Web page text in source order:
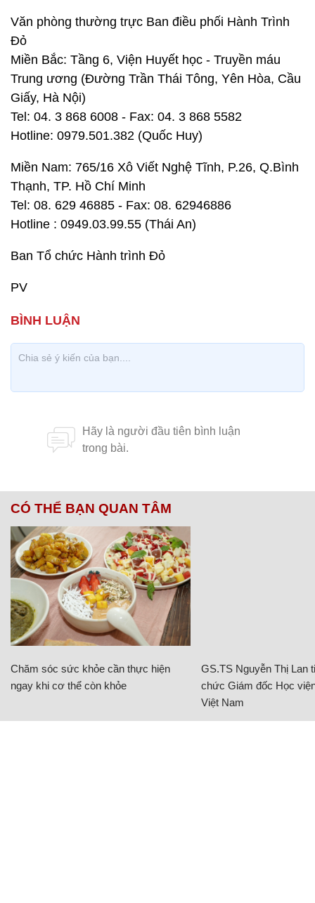
Văn phòng thường trực Ban điều phối Hành Trình
Đỏ
Miền Bắc: Tầng 6, Viện Huyết học - Truyền máu
Trung ương (Đường Trần Thái Tông, Yên Hòa, Cầu
Giấy, Hà Nội)
Tel: 04. 3 868 6008 - Fax: 04. 3 868 5582
Hotline: 0979.501.382 (Quốc Huy)
Miền Nam: 765/16 Xô Viết Nghệ Tĩnh, P.26, Q.Bình
Thạnh, TP. Hồ Chí Minh
Tel: 08. 629 46885 - Fax: 08. 62946886
Hotline : 0949.03.99.55 (Thái An)
Ban Tổ chức Hành trình Đỏ
PV
CÓ THỂ BẠN QUAN TÂM
Chăm sóc sức khỏe cần thực hiện
ngay khi cơ thể còn khỏe
GS.TS Nguyễn Thị Lan
chức Giám đốc Học
Việt Nam